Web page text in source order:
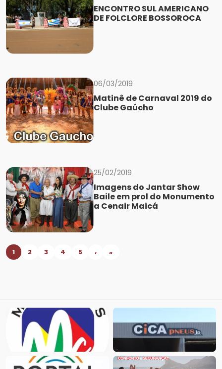
ENCONTRO SUL AMERICANO
DE FOLCLORE BOSSOROCA
06/03/2019
Matinê de Carnaval 2019 do
Clube Gaúcho
25/02/2019
Imagens do Jantar Show
Baile em prol do Monumento
a Cenair Maicá
1 2 3 4 5 › »